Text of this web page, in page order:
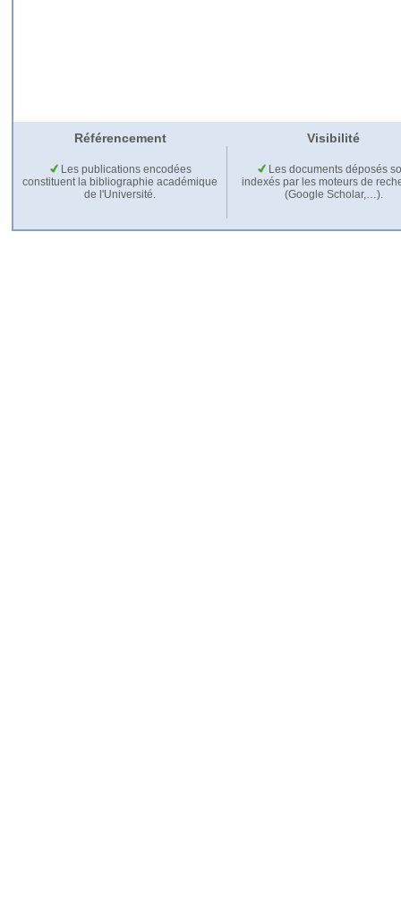
Référencement Visibilité
Les publications encodées
constituent la bibliographie académique
de l'Université.
Les documents déposés
indexés par les moteurs de
(Google Scholar,…).